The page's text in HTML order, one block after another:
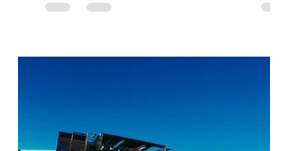
yoga, bienestar y vida consciente, con la
Antonella Orsini, Yoga Woman y más
Centro Cultural Estación Mapocho, espacio